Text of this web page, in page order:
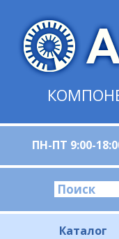
ПН-ПТ 9:00-
Каталог